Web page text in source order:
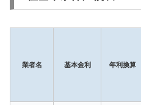
業者名 基本金利 年利換算